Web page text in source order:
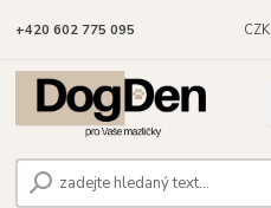
+420 602 775 095